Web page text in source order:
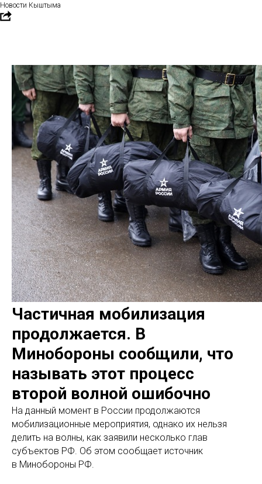
Новости Кыштыма
Частичная мобилизация
продолжается. В
Минобороны сообщили, что
называть этот процесс
второй волной ошибочно
На данный момент в России продолжаются
мобилизационные мероприятия, однако их нельзя
делить на волны, как заявили несколько глав
субъектов РФ. Об этом сообщает источник
в Минобороны РФ.